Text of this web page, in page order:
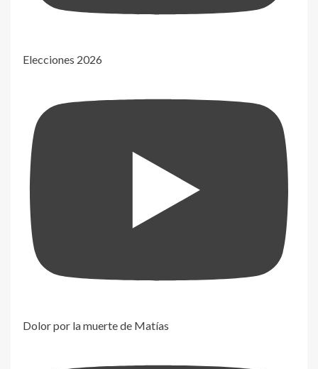
Elecciones 2026
Dolor por la muerte de Matías